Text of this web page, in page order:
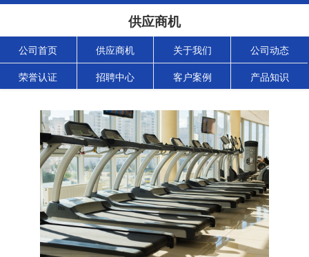
供应商机
公司首页 供应商机 关于我们 公司动态
荣誉认证 招聘中心 客户案例 产品知识